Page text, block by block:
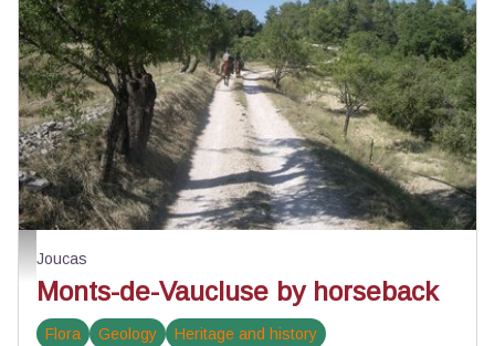
Au pas, entre verger et forêt - ©Florence Farcot - Centre équestre de Joucas
Joucas
Monts-de-Vaucluse by horseback
Flora Geology Heritage and history